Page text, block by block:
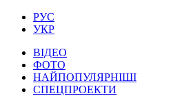
РУС
УКР
ВІДЕО
ФОТО
НАЙПОПУЛЯРНІШІ
СПЕЦПРОЕКТИ